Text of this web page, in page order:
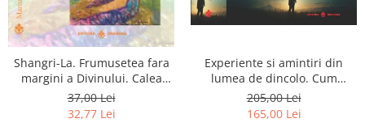
Shangri-La. Frumusetea fara
margini a Divinului. Calea
catre fericire
37,00 Lei
32,77 Lei
Experiente si amintiri din
lumea de dincolo. Cum
obtinem puteri
extrasenzoriale - cu exercitii
205,00 Lei
165,00 Lei